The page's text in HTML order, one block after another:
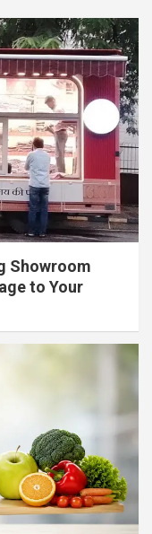
Showroom
to Your